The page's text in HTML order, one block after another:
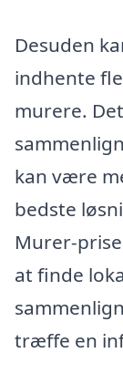
Desuden
indhente
murere.
kan være
bedste
Murer-
at finde
træffe en